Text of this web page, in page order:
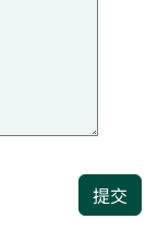
提交